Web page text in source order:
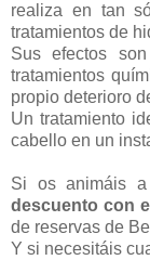
realiza en tan
tratamientos de
Sus efectos
tratamientos
propio deterioro
Un tratamiento
cabello en un
Si os animáis a
descuento con
de reservas de
Y si necesitáis